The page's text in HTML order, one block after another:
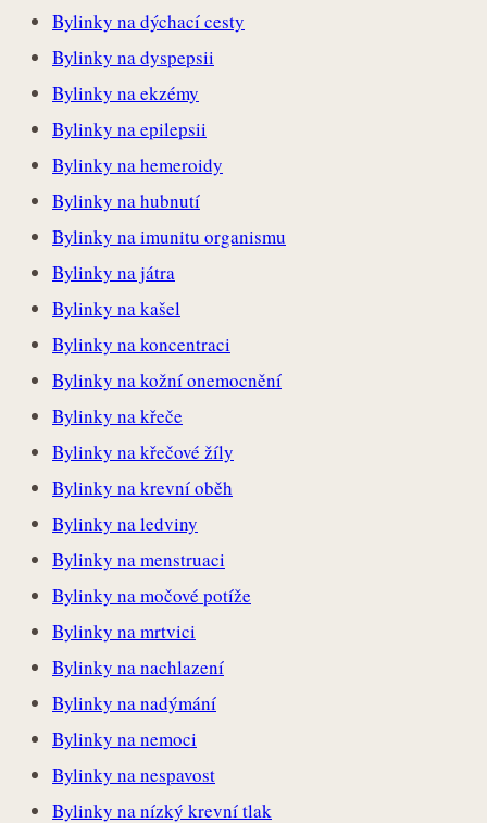
Bylinky na dýchací cesty
Bylinky na dyspepsii
Bylinky na ekzémy
Bylinky na epilepsii
Bylinky na hemeroidy
Bylinky na hubnutí
Bylinky na imunitu organismu
Bylinky na játra
Bylinky na kašel
Bylinky na koncentraci
Bylinky na kožní onemocnění
Bylinky na křeče
Bylinky na křečové žíly
Bylinky na krevní oběh
Bylinky na ledviny
Bylinky na menstruaci
Bylinky na močové potíže
Bylinky na mrtvici
Bylinky na nachlazení
Bylinky na nadýmání
Bylinky na nemoci
Bylinky na nespavost
Bylinky na nízký krevní tlak